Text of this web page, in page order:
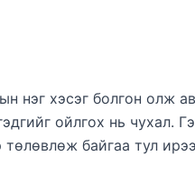
нэг хэсэг болгон олж
ойлгох нь чухал.
байгаа тул